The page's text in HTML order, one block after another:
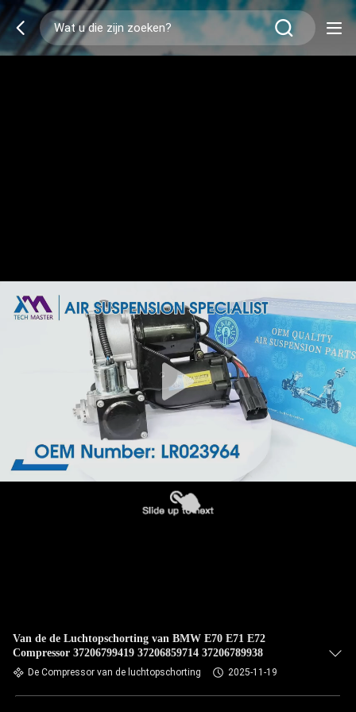
Van de de Luchtopschorting van BMW E70 E71 E72
Compressor 37206799419 37206859714 37206789938
De Compressor van de luchtopschorting 2025-11-19